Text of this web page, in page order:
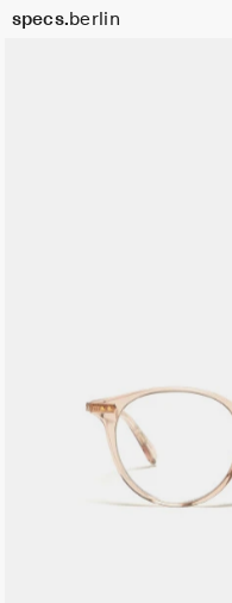
specs.berlin
Warenkorb
Größe
47